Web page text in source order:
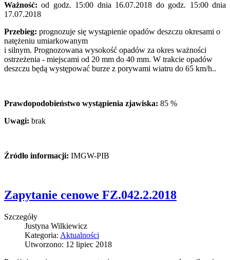
Ważność:od godz. 15:00 dnia 16.07.2018 do godz. 15:00 dnia
17.07.2018
Przebieg: prognozuje się wystąpienie opadów deszczu okresami o
natężeniu umiarkowanym
i silnym. Prognozowana wysokość opadów za okres ważności
ostrzeżenia - miejscami od 20 mm do 40 mm. W trakcie opadów
deszczu będą występować burze z porywami wiatru do 65 km/h..
Prawdopodobieństwo wystąpienia zjawiska: 85 %
Uwagi: brak
Źródło informacji: IMGW-PIB
Zapytanie cenowe FZ.042.2.2018
Szczegóły
Justyna Wilkiewicz
Kategoria: Aktualności
Utworzono: 12 lipiec 2018